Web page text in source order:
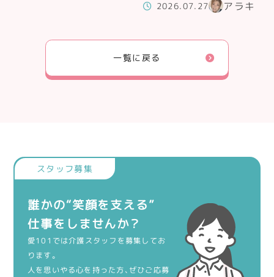
2026.07.27 アラキ
一覧に戻る
誰かの“笑顔を支える”
仕事をしませんか？
愛101では介護スタッフを募集してお
ります。
人を思いやる心を持った方、ぜひご応募